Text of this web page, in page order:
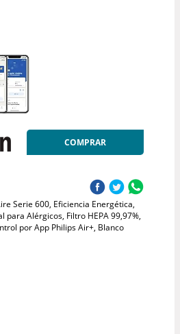
COMPRAR
Serie 600, Eficiencia Energética,
para Alérgicos, Filtro HEPA 99,97%,
por App Philips Air+, Blanco